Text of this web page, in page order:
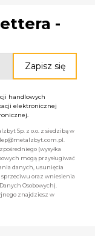
-
handlowych
elektronicznej
Sp. z o.o. z siedzibą w
(wysyłka
mogą przysługiwać
danych, usunięcia
oraz wniesienia
Osobowych).
znajdziesz w